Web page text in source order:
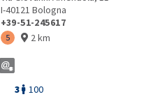
I-40121 Bologna
+39-51-245617
5  2 km
3  100